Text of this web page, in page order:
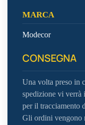
MARCA
Modecor
CONSEGNA
Una volta preso in
spedizione vi verrà
per il tracciamento
Gli ordini vengono